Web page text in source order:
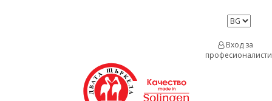
Вход за
професионалисти